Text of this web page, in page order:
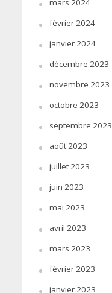
mars 2024
février 2024
janvier 2024
décembre 2023
novembre 2023
octobre 2023
septembre 2023
août 2023
juillet 2023
juin 2023
mai 2023
avril 2023
mars 2023
février 2023
janvier 2023